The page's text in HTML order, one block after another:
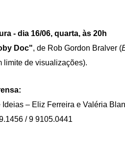
- dia 16/06, quarta, às 20h
Doc", de Rob Gordon Bralver (
limite de visualizações).
– Eliz Ferreira e Valéria
/ 9 9105.0441